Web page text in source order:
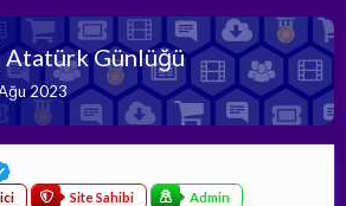
Atatürk Günlüğü
2023
Site Sahibi Admin